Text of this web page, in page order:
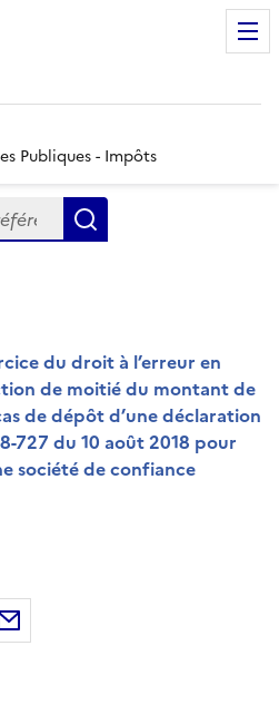
Publiques - Impôts
mots clés, partie du
du droit à l’erreur en
de moitié du montant de
de dépôt d’une déclaration
727 du 10 août 2018 pour
société de confiance
au format pdf
Twittersur LinkedIn